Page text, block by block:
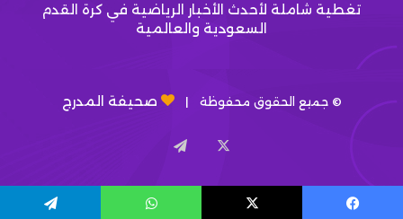
تغطية شاملة لأحدث الأخبار الرياضية في كرة القدم
السعودية والعالمية
© جميع الحقوق محفوظة | صحيفة المدرج
تيلقرام